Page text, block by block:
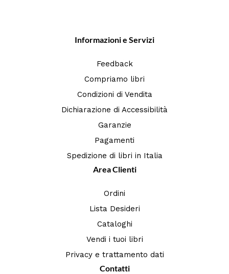
Informazioni e Servizi
Feedback
Compriamo libri
Condizioni di Vendita
Dichiarazione di Accessibilità
Garanzie
Pagamenti
Spedizione di libri in Italia
Area Clienti
Ordini
Lista Desideri
Cataloghi
Vendi i tuoi libri
Privacy e trattamento dati
Contatti